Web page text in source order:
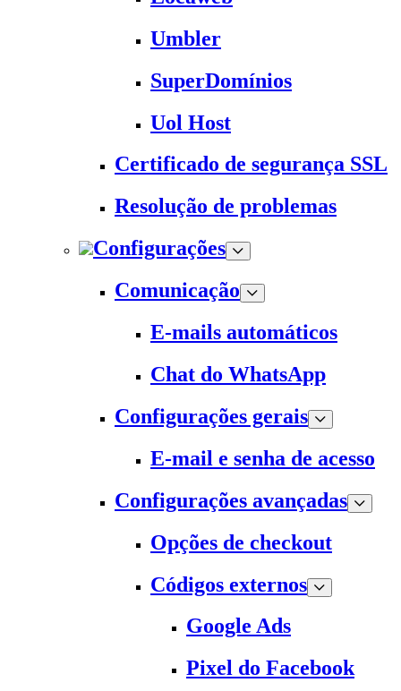
Umbler
SuperDomínios
Uol Host
Certificado de segurança SSL
Resolução de problemas
Configurações
Comunicação
E-mails automáticos
Chat do WhatsApp
Configurações gerais
E-mail e senha de acesso
Configurações avançadas
Opções de checkout
Códigos externos
Google Ads
Pixel do Facebook